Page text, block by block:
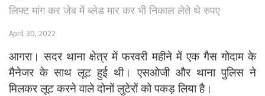
लिफ्ट मांग कर जेब में ब्लेड मार कर भी निकाल लेते थे रुपए
April 30, 2022
आगरा। सदर थाना क्षेत्र में फरवरी महीने में एक गैस गोदाम के
मैनेजर के साथ लूट हुई थी। एसओजी और थाना पुलिस ने
मिलकर लूट करने वाले दोनों लुटेरों को पकड़ लिया है।